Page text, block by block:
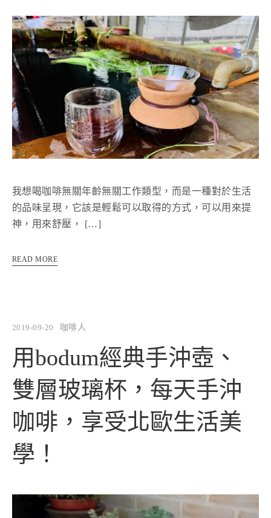
我想喝咖啡無關年齡無關工作類型，而是一種對於生活
的品味呈現，它該是輕鬆可以取得的方式，可以用來提
神，用來舒壓， […]
READ MORE
2019-09-20 咖啡人
用bodum經典手沖壺、
雙層玻璃杯，每天手沖
咖啡，享受北歐生活美
學！